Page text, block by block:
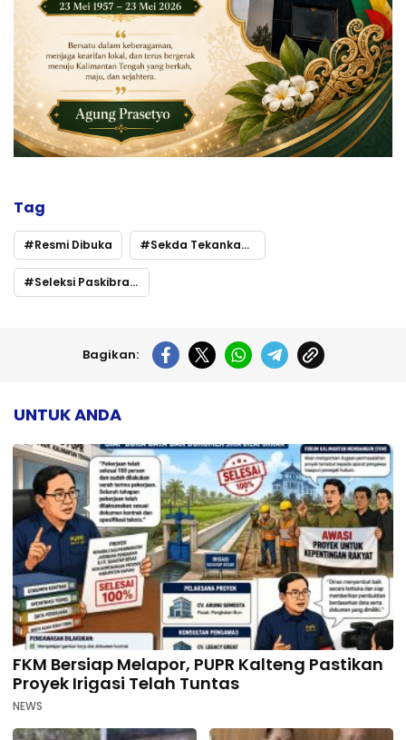
Tag
Resmi Dibuka Sekda Tekankan Transparansi dan Pembinaan Karakter
Seleksi Paskibraka Gunung Mas 2026
Bagikan:
UNTUK ANDA
FKM Bersiap Melapor, PUPR Kalteng Pastikan
Proyek Irigasi Telah Tuntas
NEWS